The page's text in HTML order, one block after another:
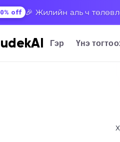
off 🎉 Жилийн аль ч
AI Гэр Үнэ